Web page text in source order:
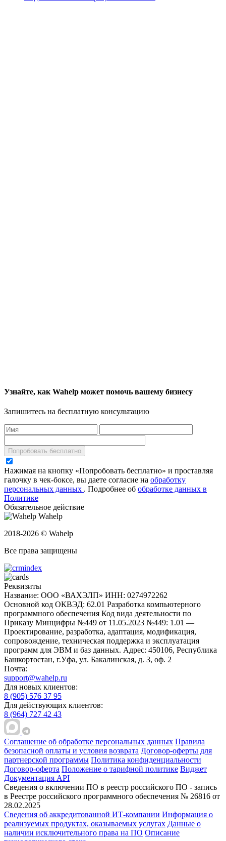
Узнайте, как Wahelp может помочь вашему бизнесу
Запишитесь на бесплатную консультацию
Попробовать бесплатно
Нажимая на кнопку «Попробовать бесплатно» и проставляя
галочку в чек-боксе, вы даете согласие на обработку
персональных данных . Подробнее об обработке данных в
Политике
Обязательное действие
Wahelp
2018-2026 © Wahelp
Все права защищены
Реквизиты
Название: ООО «ВАХЭЛП» ИНН: 0274972262
Основной код ОКВЭД: 62.01 Разработка компьютерного
программного обеспечения Код вида деятельности по
Приказу Минцифры №449 от 11.05.2023 №449: 1.01 —
Проектирование, разработка, адаптация, модификация,
сопровождение, техническая поддержка и эксплуатация
программ для ЭВМ и баз данных. Адрес: 450106, Республика
Башкортостан, г.Уфа, ул. Бакалинская, д. 3, oф. 2
Почта:
support@wahelp.ru
Для новых клиентов:
8 (905) 576 37 95
Для действующих клиентов:
8 (964) 727 42 43
Соглашение об обработке персональных данных Правила
безопасной оплаты и условия возврата Договор-оферты для
партнерской программы Политика конфиденциальности
Договор-оферта Положение о тарифной политике Виджет
Документация API
Сведения о включении ПО в реестр российского ПО - запись
в Реестре российского программного обеспечения № 26816 от
28.02.2025
Сведения об аккредитованной ИТ-компании Информация о
реализуемых продуктах, оказываемых услугах Данные о
наличии исключительного права на ПО Описание